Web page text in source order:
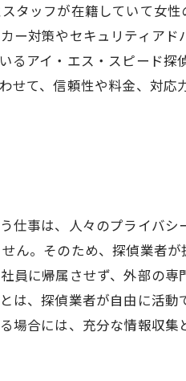
タッフが在籍していて女
ー対策やセキュリティアド
るアイ・エス・スピード探
せて、信頼性や料金、対応
仕事は、人々のプライバシ
ん。そのため、探偵業者
員に帰属させず、外部の専
は、探偵業者が自由に活動
場合には、充分な情報収集